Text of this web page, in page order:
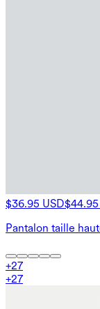
$36.95 USD$44.95
Pantalon taille
+27
+27